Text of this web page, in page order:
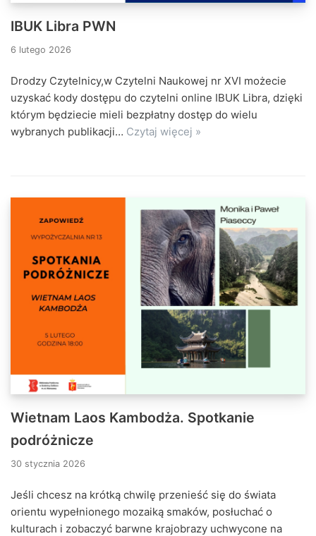
IBUK Libra PWN
6 lutego 2026
Drodzy Czytelnicy,w Czytelni Naukowej nr XVI możecie
uzyskać kody dostępu do czytelni online IBUK Libra, dzięki
którym będziecie mieli bezpłatny dostęp do wielu
wybranych publikacji… Czytaj więcej »
Wietnam Laos Kambodża. Spotkanie
podróżnicze
30 stycznia 2026
Jeśli chcesz na krótką chwilę przenieść się do świata
orientu wypełnionego mozaiką smaków, posłuchać o
kulturach i zobaczyć barwne krajobrazy uchwycone na